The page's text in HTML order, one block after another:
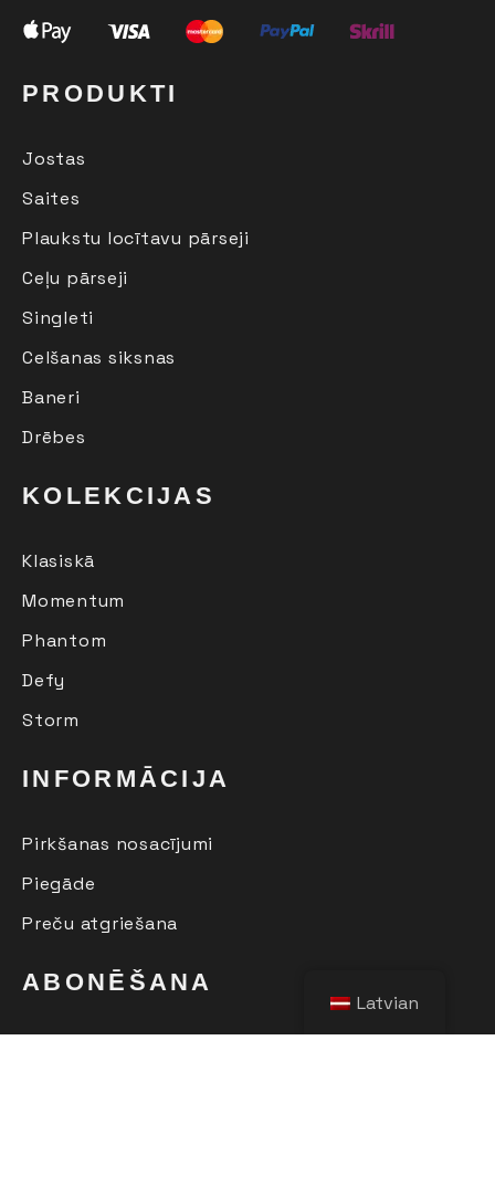
PRODUKTI
Jostas
Saites
Plaukstu locītavu pārseji
Ceļu pārseji
Singleti
Celšanas siksnas
Baneri
Drēbes
KOLEKCIJAS
Klasiskā
Momentum
Phantom
Defy
Storm
INFORMĀCIJA
Pirkšanas nosacījumi
Piegāde
Preču atgriešana
ABONĒŠANA
Latvian